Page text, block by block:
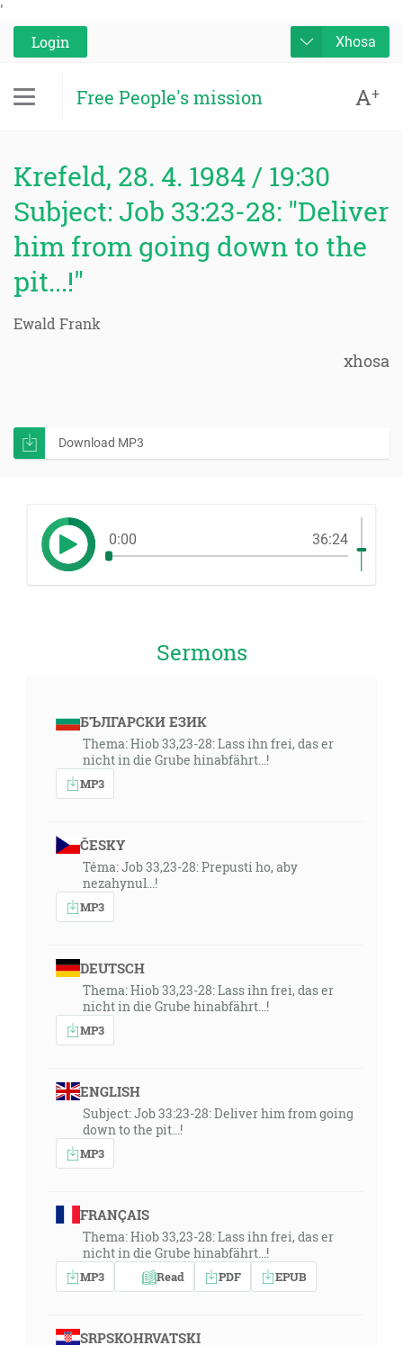
'
Login
Xhosa
Free People's mission A+
Krefeld, 28. 4. 1984 / 19:30
Subject: Job 33:23-28: "Deliver
him from going down to the
pit...!"
Ewald Frank
xhosa
Download MP3
0:00 36:24
Sermons
БЪЛГАРСКИ ЕЗИК
Thema: Hiob 33,23-28: Lass ihn frei, das er
nicht in die Grube hinabfährt...!
MP3
ČESKY
Téma: Job 33,23-28: Prepusti ho, aby
nezahynul...!
MP3
DEUTSCH
Thema: Hiob 33,23-28: Lass ihn frei, das er
nicht in die Grube hinabfährt...!
MP3
ENGLISH
Subject: Job 33:23-28: Deliver him from going
down to the pit...!
MP3
FRANÇAIS
Thema: Hiob 33,23-28: Lass ihn frei, das er
nicht in die Grube hinabfährt...!
MP3 Read PDF EPUB
SRPSKOHRVATSKI